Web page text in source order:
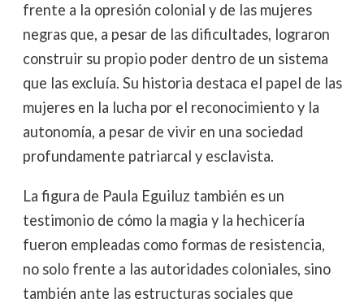
frente a la opresión colonial y de las mujeres
negras que, a pesar de las dificultades, lograron
construir su propio poder dentro de un sistema
que las excluía. Su historia destaca el papel de las
mujeres en la lucha por el reconocimiento y la
autonomía, a pesar de vivir en una sociedad
profundamente patriarcal y esclavista.
La figura de Paula Eguiluz también es un
testimonio de cómo la magia y la hechicería
fueron empleadas como formas de resistencia,
no solo frente a las autoridades coloniales, sino
también ante las estructuras sociales que